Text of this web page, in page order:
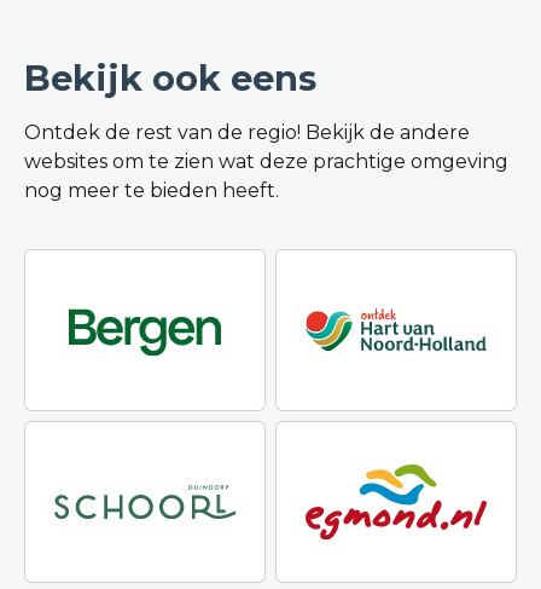
Bekijk ook eens
Ontdek de rest van de regio! Bekijk de andere
websites om te zien wat deze prachtige omgeving
nog meer te bieden heeft.